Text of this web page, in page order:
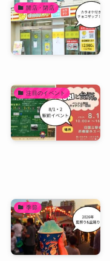
開店・閉店
注目のイベント
季節